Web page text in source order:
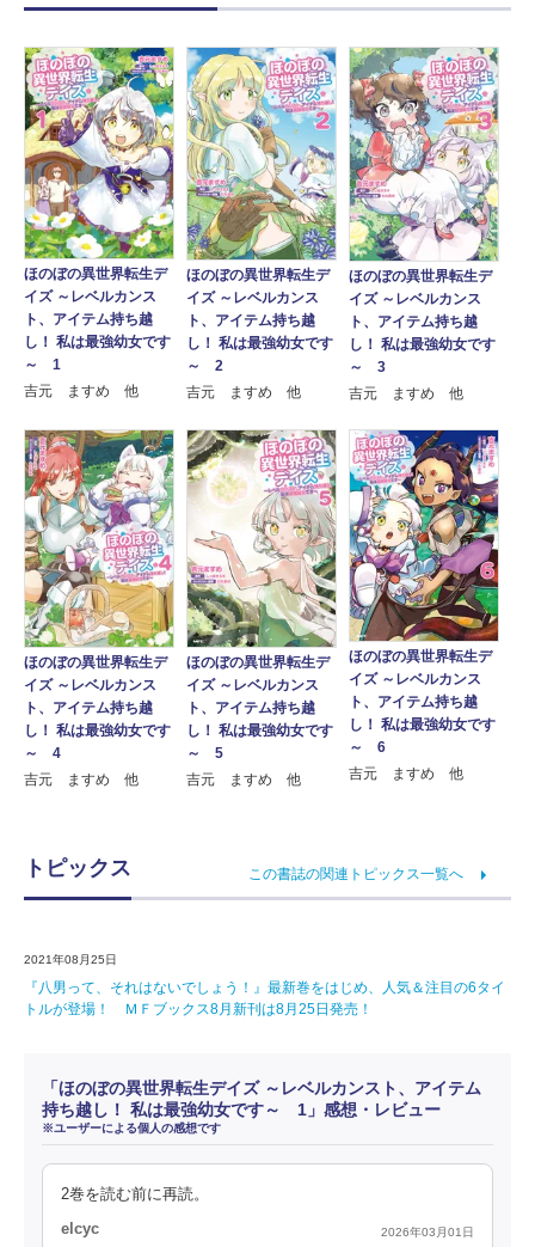
ほのぼの異世界転生デ
イズ ～レベルカンス
ト、アイテム持ち越
し！ 私は最強幼女です
～ 1
吉元 ますめ 他
ほのぼの異世界転生デ
イズ ～レベルカンス
ト、アイテム持ち越
し！ 私は最強幼女です
～ 2
吉元 ますめ 他
ほのぼの異世界転生デ
イズ ～レベルカンス
ト、アイテム持ち越
し！ 私は最強幼女です
～ 3
吉元 ますめ 他
ほのぼの異世界転生デ
イズ ～レベルカンス
ト、アイテム持ち越
し！ 私は最強幼女です
～ 4
吉元 ますめ 他
ほのぼの異世界転生デ
イズ ～レベルカンス
ト、アイテム持ち越
し！ 私は最強幼女です
～ 5
吉元 ますめ 他
ほのぼの異世界転生デ
イズ ～レベルカンス
ト、アイテム持ち越
し！ 私は最強幼女です
～ 6
吉元 ますめ 他
トピックス この書誌の関連トピックス一覧へ
2021年08月25日
『八男って、それはないでしょう！』最新巻をはじめ、人気＆注目の6タイ
トルが登場！ ＭＦブックス8月新刊は8月25日発売！
「ほのぼの異世界転生デイズ ～レベルカンスト、アイテム
持ち越し！ 私は最強幼女です～ 1」感想・レビュー
※ユーザーによる個人の感想です
2巻を読む前に再読。
elcyc 2026年03月01日